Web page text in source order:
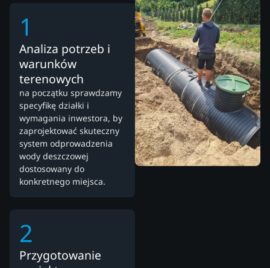
1
Analiza potrzeb i
warunków
terenowych
na początku sprawdzamy
specyfikę działki i
wymagania inwestora, by
zaprojektować skuteczny
system odprowadzenia
wody deszczowej
dostosowany do
konkretnego miejsca.
2
Przygotowanie